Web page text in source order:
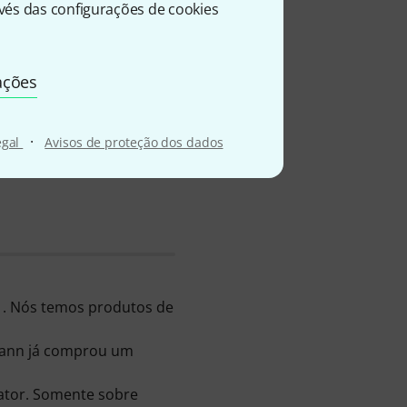
das configurações de cookies
· Avisos de proteção dos dados
Nós temos produtos de
já comprou um
Somente sobre